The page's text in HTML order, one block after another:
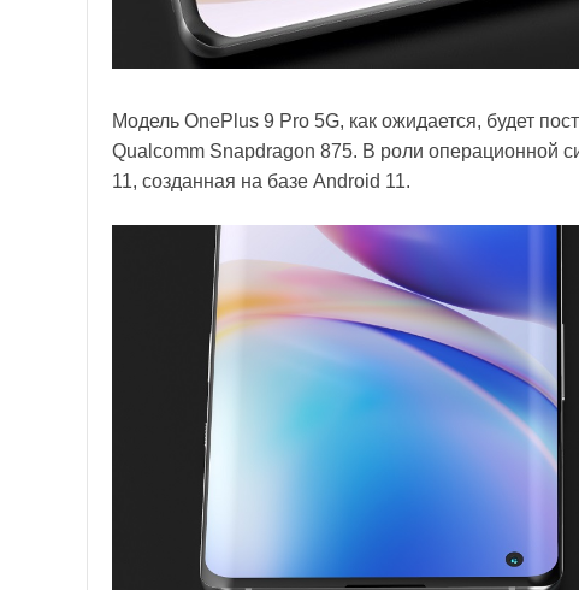
Модель OnePlus 9 Pro 5G, как ожидается, будет
Qualcomm Snapdragon 875. В роли операционной
11, созданная на базе Android 11.